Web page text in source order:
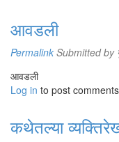
आवडली
Permalink Submitted by
आवडली
Log in to post comments
कथेतल्या